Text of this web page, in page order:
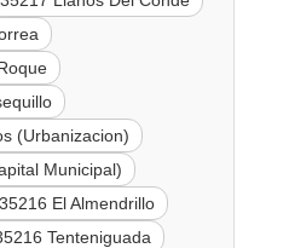
(Urbanizacion)
Municipal)
35216 El Almendrillo
Tenteniguada